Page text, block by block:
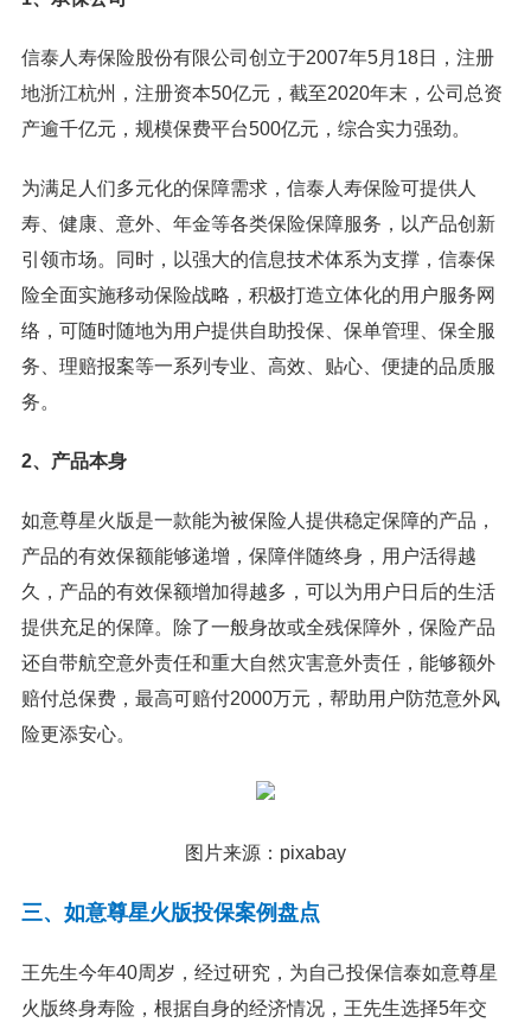
信泰人寿保险股份有限公司创立于2007年5月18日，注册
地浙江杭州，注册资本50亿元，截至2020年末，公司总资
产逾千亿元，规模保费平台500亿元，综合实力强劲。
为满足人们多元化的保障需求，信泰人寿保险可提供人
寿、健康、意外、 年金等各类保险保障服务，以产品创新
引领市场。同时，以强大的信息技术体系为支撑，信泰保
险全面实施移动保险战略，积极打造立体化的用户服务网
络，可随时随地为用户提供自助投保、保单管理、保全服
务、理赔报案等一系列专业、高效、贴心、便捷的品质服
务。
2、产品本身
如意尊星火版是一款能为被保险人 提供稳定保障的产品，
产品的有效保额能够递增，保障伴随终身，用户活得越
久，产品的有效保额增加得越多，可以为用户日后的生活
提供充足的保障。除了一般身故或全残保障外，保险产品
还自带航空意外责任和重大自然灾害意外责任，能够额外
赔付总保费，最高可赔付2000万元，帮助用户防范意外风
险更添安心。
图片来源：pixabay
三、如意尊星火版投保案例盘点
王先生今年40周岁，经过研究，为自己投保信泰如意尊星
火版终身寿险，根据自身的经济情况，王先生选择5年交